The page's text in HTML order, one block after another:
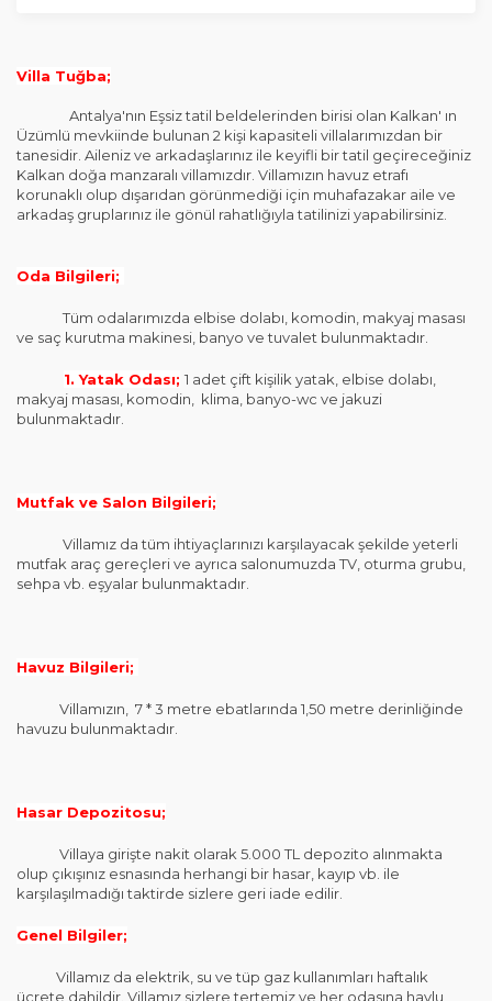
Villa Tuğba;
Antalya'nın Eşsiz tatil beldelerinden birisi olan Kalkan' ın
Üzümlü mevkiinde bulunan 2 kişi kapasiteli villalarımızdan bir
tanesidir. Aileniz ve arkadaşlarınız ile keyifli bir tatil geçireceğiniz
Kalkan doğa manzaralı villamızdır. Villamızın havuz etrafı
korunaklı olup dışarıdan görünmediği için muhafazakar aile ve
arkadaş gruplarınız ile gönül rahatlığıyla tatilinizi yapabilirsiniz.
Oda Bilgileri;
Tüm odalarımızda elbise dolabı, komodin, makyaj masası
ve saç kurutma makinesi, banyo ve tuvalet bulunmaktadır.
1. Yatak Odası; 1 adet çift kişilik yatak, elbise dolabı,
makyaj masası, komodin, klima, banyo-wc ve jakuzi
bulunmaktadır.
Mutfak ve Salon Bilgileri;
Villamız da tüm ihtiyaçlarınızı karşılayacak şekilde yeterli
mutfak araç gereçleri ve ayrıca salonumuzda TV, oturma grubu,
sehpa vb. eşyalar bulunmaktadır.
Havuz Bilgileri;
Villamızın, 7 * 3 metre ebatlarında 1,50 metre derinliğinde
havuzu bulunmaktadır.
Hasar Depozitosu;
Villaya girişte nakit olarak 5.000 TL depozito alınmakta
olup çıkışınız esnasında herhangi bir hasar, kayıp vb. ile
karşılaşılmadığı taktirde sizlere geri iade edilir.
Genel Bilgiler;
Villamız da elektrik, su ve tüp gaz kullanımları haftalık
ücrete dahildir. Villamız sizlere tertemiz ve her odasına havlu